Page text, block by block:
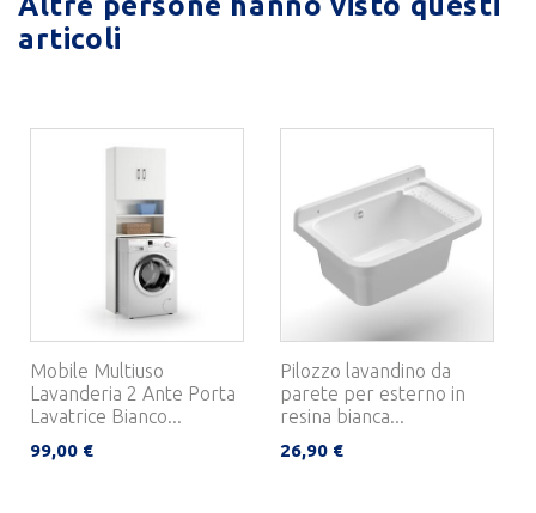
articoli
Mobile Multiuso
Lavanderia 2 Ante Porta
Lavatrice Bianco...
99,00 €
Pilozzo lavandino da
parete per esterno in
resina bianca...
26,90 €